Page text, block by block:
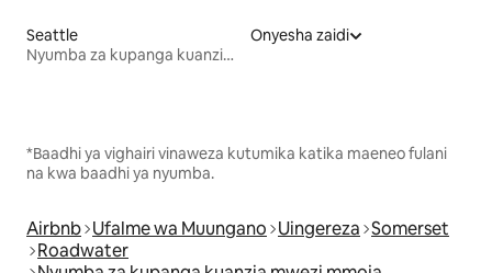
Seattle
Nyumba za kupanga kuanzia mwezi mmoja
Onyesha zaidi
*Baadhi ya vighairi vinaweza kutumika katika maeneo fulani
na kwa baadhi ya nyumba.
Airbnb Ufalme wa Muungano Uingereza Somerset
Roadwater